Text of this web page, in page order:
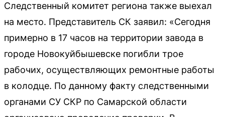
Следственный комитет региона также выехал
на место. Представитель СК заявил: «Сегодня
примерно в 17 часов на территории завода в
городе Новокуйбышевске погибли трое
рабочих, осуществляющих ремонтные работы
в колодце. По данному факту следственными
органами СУ СКР по Самарской области